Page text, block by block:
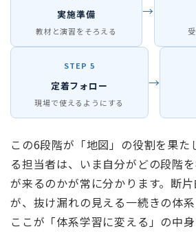
実施準備
教材と演習をそろえる
→
STEP 5
定着フォロー
現場で使えるようにする
→
この6段階が「地図」の役割を果た
る担当者は、いま自分がどの段階
が来るのかが常に分かります。断
が、抜け漏れの見える一続きの体
ここが「体系学習に変える」の中身